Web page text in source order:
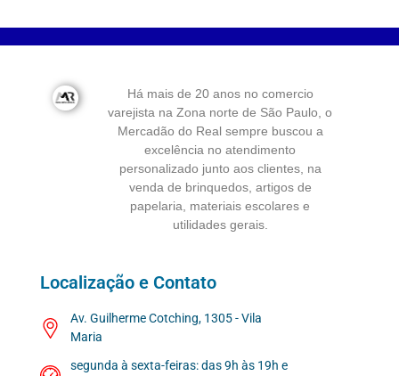
Há mais de 20 anos no comercio
varejista na Zona norte de São Paulo, o
Mercadão do Real sempre buscou a
excelência no atendimento
personalizado junto aos clientes, na
venda de brinquedos, artigos de
papelaria, materiais escolares e
utilidades gerais.
Localização e Contato
Av. Guilherme Cotching, 1305 - Vila
Maria
segunda à sexta-feiras: das 9h às 19h e